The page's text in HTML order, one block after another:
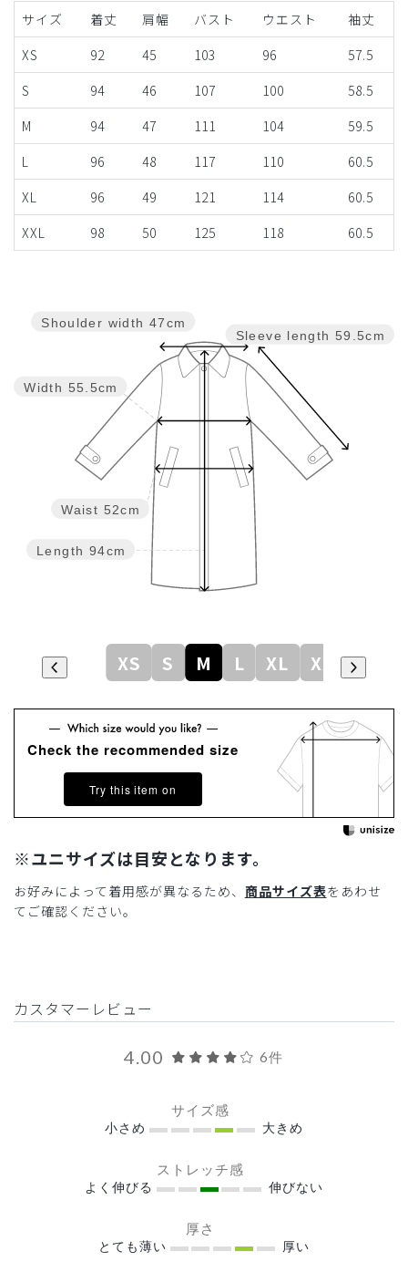
サイズ 着丈 肩幅 バスト ウエスト
袖丈
XS
92 45 103 96
57.5
S
94 46 107 100
58.5
M
94 47 111 104
59.5
L
96 48 117 110
60.5
XL
96 49 121 114
60.5
XXL
98 50 125 118 60.5
Sleeve length 59.5cm
Length 94cm
Waist 52cm
Width 55.5cm
Shoulder width 47cm
XS S M L XL XXL
Check the recommended size
Try this item on
※ユニサイズは目安となります。
お好みによって着用感が異なるため、 商品サイズ表をあわせ
てご確認ください。
カスタマーレビュー
4.00 6件
サイズ感
小さめ 大きめ
ストレッチ感
よく伸びる 伸びない
厚さ
とても薄い 厚い